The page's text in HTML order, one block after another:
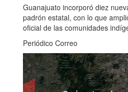
Guanajuato incorporó diez
padrón estatal, con lo que
oficial de las comunidades
Periódico Correo